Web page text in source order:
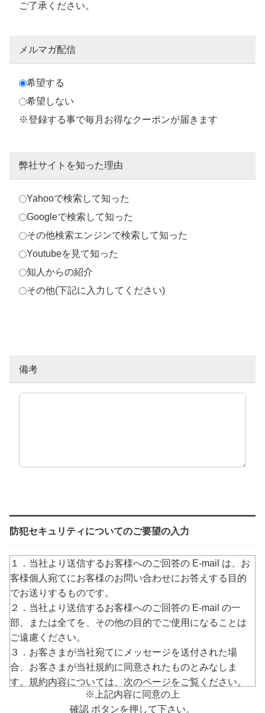
ご了承ください。
メルマガ配信
希望する
希望しない
※登録する事で毎月お得なクーポンが届きます
弊社サイトを知った理由
Yahooで検索して知った
Googleで検索して知った
その他検索エンジンで検索して知った
Youtubeを見て知った
知人からの紹介
その他(下記に入力してください)
備考
防犯セキュリティについてのご要望の入力
１．当社より送信するお客様へのご回答の E-mail は、お
客様個人宛てにお客様のお問い合わせにお答えする目的
でお送りするものです。
２．当社より送信するお客様へのご回答の E-mail の一
部、または全てを、その他の目的でご使用になることは
ご遠慮ください。
３．お客さまが当社宛てにメッセージを送付された場
合、お客さまが当社規約に同意されたものとみなしま
す。規約内容については、次のページをご覧ください。
https://www.arucom.ne.jp/rule/index.html
※上記内容に同意の上
確認 ボタンを押して下さい。